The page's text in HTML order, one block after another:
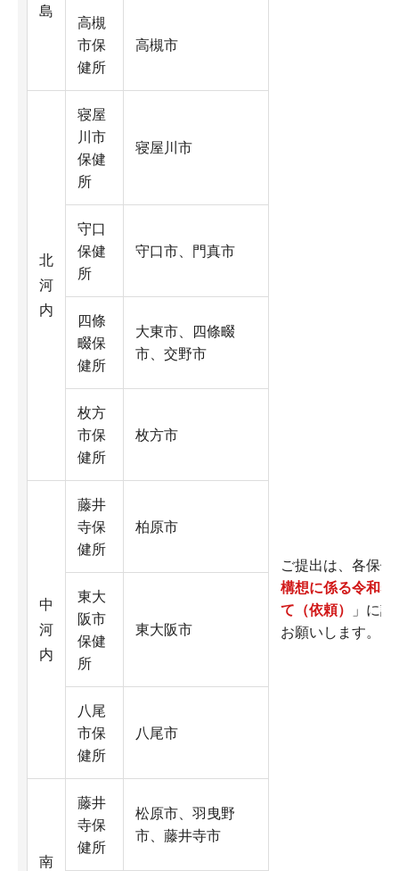
ご提出は、各保
構想に係る令和5
て（依頼）
」に
お願いします。
島
高槻
市保
健所
高槻市
北
河
内
寝屋
川市
保健
所
寝屋川市
守口
保健
所
守口市、門真市
四條
畷保
健所
大東市、四條畷
市、交野市
枚方
市保
健所
枚方市
中
河
内
藤井
寺保
健所
柏原市
東大
阪市
保健
所
東大阪市
八尾
市保
健所
八尾市
南
藤井
寺保
健所
松原市、羽曳野
市、藤井寺市